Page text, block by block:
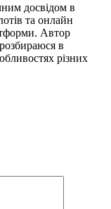
досвідом в
та онлайн
Автор
розбираюся в
різних